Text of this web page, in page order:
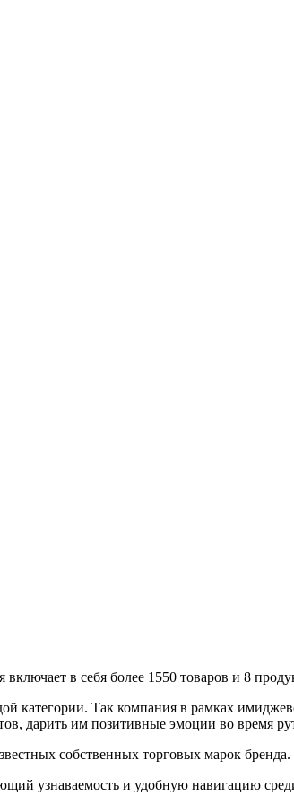
в себя более 1550 товаров и 8
Так компания в рамках
дарить им позитивные эмоции во время
собственных торговых марок бренда.
узнаваемость и удобную навигацию